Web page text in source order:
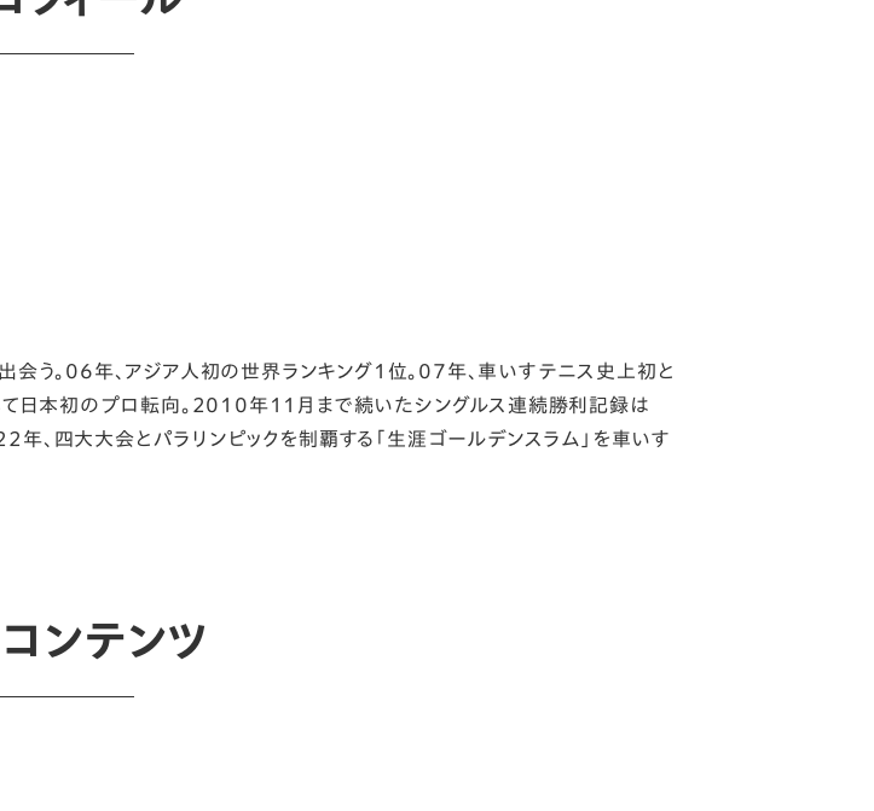
う。06年、アジア人初の世界ランキング1位。07年、車いすテニス史上初と
て日本初のプロ転向。2010年11月まで続いたシングルス連続勝利記録は
、四大大会とパラリンピックを制覇する「生涯ゴールデンスラム」を車いす
ンテンツ